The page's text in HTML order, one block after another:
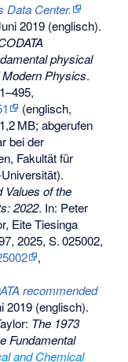
Data Center.
2019 (englisch).
physical
Physics.
,
(englisch,
1,2MB; abgerufen
bei der
Fakultät für
Values of the
2022. In: Peter
Eite Tiesinga
, 2025,S.025002,
,
recommended
2019 (englisch).
The 1973
Fundamental
and Chemical